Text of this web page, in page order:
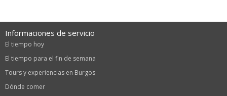
Informaciones de servicio
El tiempo hoy
El tiempo para el fin de semana
Tours y experiencias en Burgos
Dónde comer